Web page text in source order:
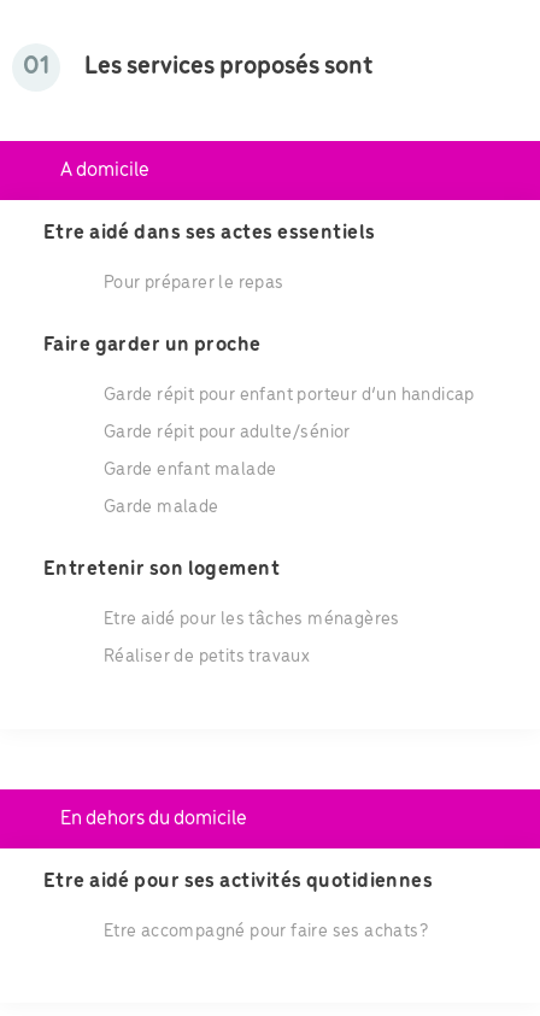
01 Les services proposés sont
A domicile
Etre aidé dans ses actes essentiels
Pour préparer le repas
Faire garder un proche
Garde répit pour enfant porteur d’un handicap
Garde répit pour adulte/sénior
Garde enfant malade
Garde malade
Entretenir son logement
Etre aidé pour les tâches ménagères
Réaliser de petits travaux
En dehors du domicile
Etre aidé pour ses activités quotidiennes
Etre accompagné pour faire ses achats?